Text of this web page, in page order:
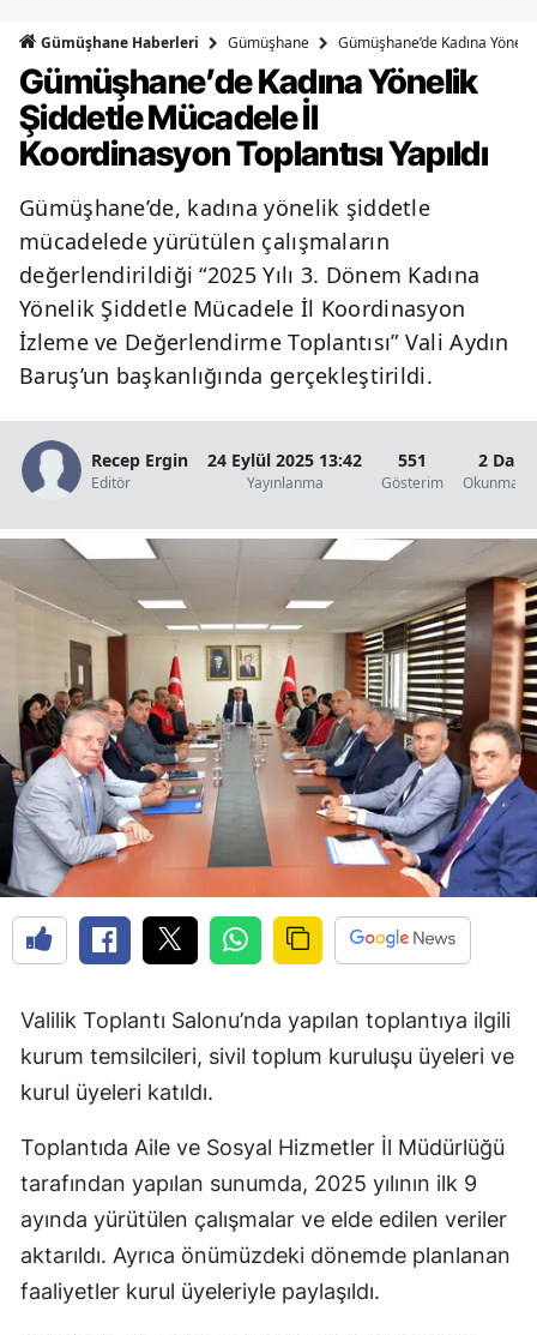
Bingöl
Bitlis
Bolu
Burdur
Bursa
Çanakkale
Çankırı
Çorum
Denizli
Edirne
Elazığ
Erzincan
Erzurum
Eskişehir
Gaziantep
Giresun
Gümüşhane
Hakkari
Hatay
Isparta
İstanbul
Kars
Kastamonu
Gümüşhane Haberleri Gümüşhane Gümüşhane’de Kadına
Gümüşhane’de Kadına Yönelik
Şiddetle Mücadele İl
Koordinasyon Toplantısı Yapıldı
Gümüşhane’de, kadına yönelik şiddetle
mücadelede yürütülen çalışmaların
değerlendirildiği “2025 Yılı 3. Dönem Kadına
Yönelik Şiddetle Mücadele İl Koordinasyon
İzleme ve Değerlendirme Toplantısı” Vali Aydın
Baruş’un başkanlığında gerçekleştirildi.
Recep Ergin
Editör
24 Eylül 2025 13:42
Yayınlanma
551
Gösterim
2
Okunma
Valilik Toplantı Salonu’nda yapılan toplantıya ilgili
kurum temsilcileri, sivil toplum kuruluşu üyeleri ve
kurul üyeleri katıldı.
Toplantıda Aile ve Sosyal Hizmetler İl Müdürlüğü
tarafından yapılan sunumda, 2025 yılının ilk 9
ayında yürütülen çalışmalar ve elde edilen veriler
aktarıldı. Ayrıca önümüzdeki dönemde planlanan
faaliyetler kurul üyeleriyle paylaşıldı.